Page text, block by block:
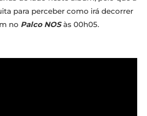
para perceber como irá decorrer
no Palco NOSàs 00h05.